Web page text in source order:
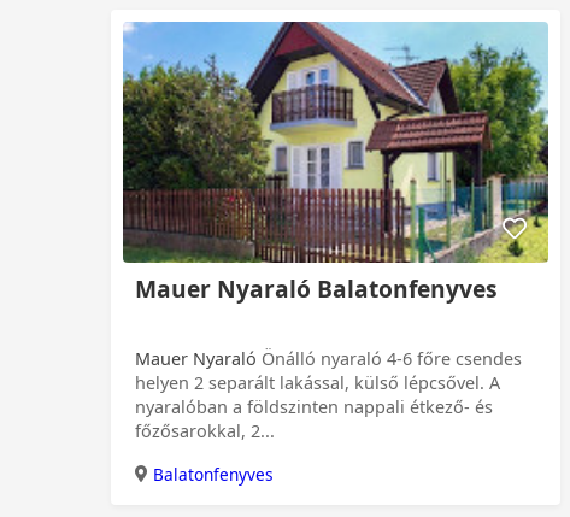
0 Ft
Mauer Nyaraló Balatonfenyves
Mauer Nyaraló
helyen 2 separált lakással, külső lépcsővel. A
nyaralóban a földszinten nappali étkező- és
főzősarokkal, 2...
Balatonfenyves